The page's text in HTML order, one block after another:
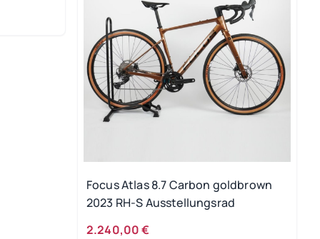
Focus Atlas 8.7 Carbon goldbrown
2023 RH-S Ausstellungsrad
2.240,00 €